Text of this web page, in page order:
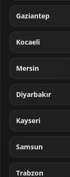
Gaziantep
Kocaeli
Mersin
Diyarbakır
Kayseri
Samsun
Trabzon